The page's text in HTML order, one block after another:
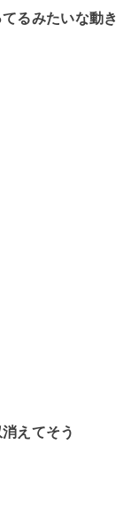
るみたいな動き
えてそう